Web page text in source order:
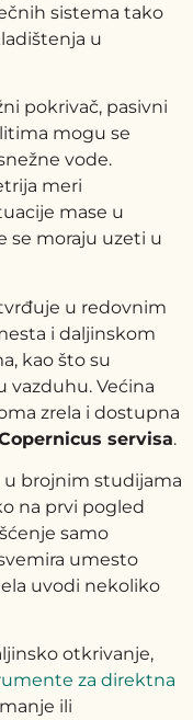
sistema tako
u
pokrivač, pasivni
mogu se
vode.
meri
mase u
se moraju uzeti u
u redovnim
i daljinskom
kao što su
vazduhu. Većina
zrela i dostupna
servisa.
u brojnim studijama
na prvi pogled
samo
umesto
uvodi nekoliko
otkrivanje,
za direktna
ili